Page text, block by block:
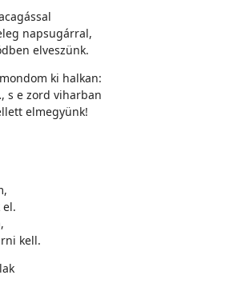
napsugárral,
elveszünk.
ki halkan:
e zord viharban
elmegyünk!
szól
kell.